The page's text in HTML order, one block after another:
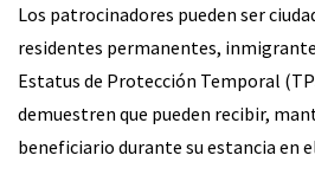
Los patrocinadores pueden ser
residentes permanentes,
Estatus de Protección Temporal
demuestren que pueden recibir,
beneficiario durante su estancia en